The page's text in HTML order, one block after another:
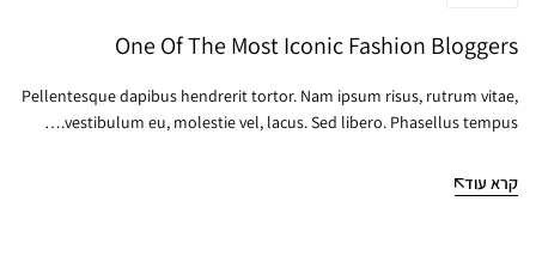
One Of The Most Iconic Fashion Bloggers
Pellentesque dapibus hendrerit tortor. Nam ipsum risus, rutrum vitae,
vestibulum eu, molestie vel, lacus. Sed libero. Phasellus tempus.…
קרא עוד